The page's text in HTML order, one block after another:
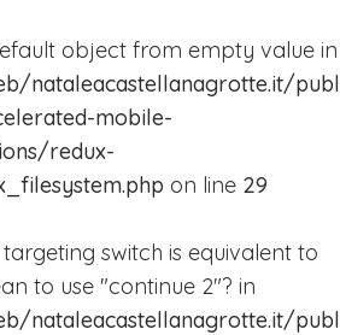
object from empty value in
nataleacastellanagrotte.it/
mobile-
redux-
on line 29
switch is equivalent to
to use "continue 2"? in
nataleacastellanagrotte.it/